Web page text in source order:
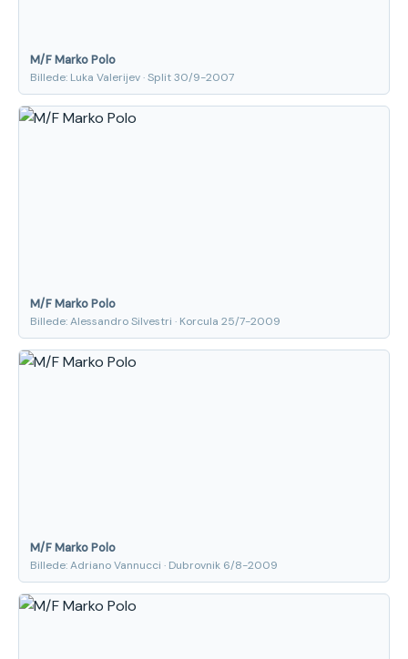
M/F Marko Polo
Billede: Luka Valerijev · Split 30/9-2007
M/F Marko Polo
Billede: Alessandro Silvestri · Korcula 25/7-2009
M/F Marko Polo
Billede: Adriano Vannucci · Dubrovnik 6/8-2009